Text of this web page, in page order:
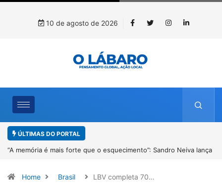
10 de agosto de 2026
ÚLTIMAS DO PORTAL
4º Fliparacatu tem inscrições abertas para o Prêmio de Redação e
Home Brasil LBV completa 70…